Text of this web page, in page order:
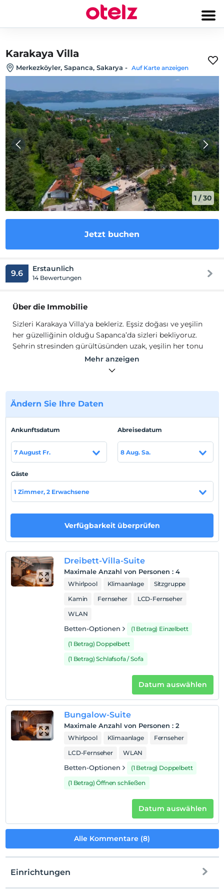
Karakaya Villa
Merkezköyler, Sapanca, Sakarya - Auf Karte anzeigen
1 /30
Jetzt buchen
9.6 Erstaunlich
14 Bewertungen
Über die Immobilie
Sizleri Karakaya Villa'ya bekleriz. Eşsiz doğası ve yeşilin
her güzelliğinin olduğu Sapanca’da sizleri bekliyoruz.
Şehrin stresinden gürültüsünden uzak, yeşilin her tonu
Şehre yakın olduğu kadar şehrin gürültüsünden uzak
deneyimleyebilirsiniz. Yerimiz size doğadan bir esinti
sunarken aynı zamanda konforunuzu ve rahatlığınızı üst
kavuştuğunu göreceksiniz.
Standort
Auf Karte
Hotelpolitik
Einchecken
Nach 14:00
Check-out
Haustiere nicht erlaubt
Der Aufenthalt für Kleinkinder bis zum Alter von 2 ist
1 Der Aufenthalt für Kind(er) unter dem Alter von 6
ist/sind pro Zimmer kostenlos
Mehr anzeigen
Ändern Sie Ihre Daten
Ankunftsdatum
7 August Fr.
Abreisedatum
8 Aug. Sa.
Gäste
1 Zimmer, 2 Erwachsene
Verfügbarkeit überprüfen
Dreibett-Villa-Suite
Maximale Anzahl von Personen : 4
Whirlpool Klimaanlage
Sitzgruppe
Kamin
Fernseher
LCD-Fernseher
WLAN
Betten-Optionen
(1 Betrag) Einzelbett
(1 Betrag) Doppelbett
(1 Betrag) Schlafsofa / Sofa
Datum auswählen
Bungalow-Suite
Maximale Anzahl von Personen : 2
Whirlpool Klimaanlage
Fernseher
LCD-Fernseher
WLAN
Betten-Optionen
(1 Betrag) Doppelbett
(1 Betrag) Öffnen schließen
Datum auswählen
Alle Kommentare (8)
Einrichtungen